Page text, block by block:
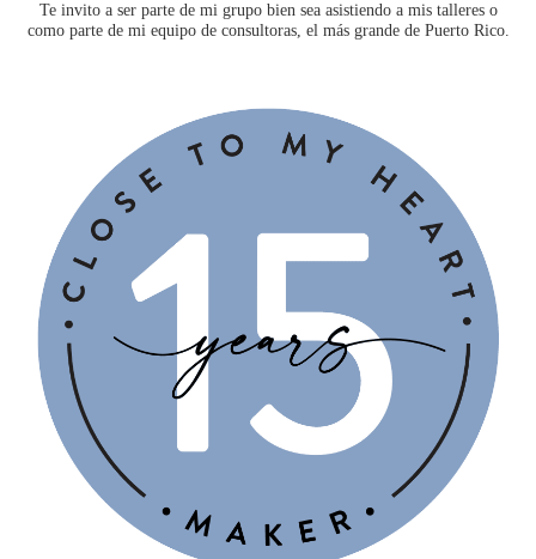
Te invito a ser parte de mi grupo bien sea asistiendo a mis talleres o
como parte de mi equipo de consultoras, el más grande de Puerto Rico.